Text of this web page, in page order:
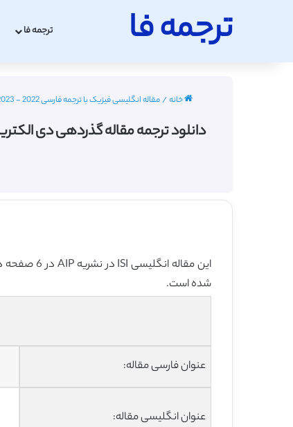
ترجمه فا ترجمه فا
خانه/مقاله انگلیسی فیزیک با ترجمه فارسی 2022 - 2023
این مقاله انگلیسی ISI در نشریه AIP در 6 صفحه در سال 2016 منتشر شده و ترجمه آن 12 صفحه میباشد. کیفیت ترجمه این مقاله ویژه – طلایی
شده است.
عنوان فارسی مقاله:
عنوان انگلیسی مقاله: